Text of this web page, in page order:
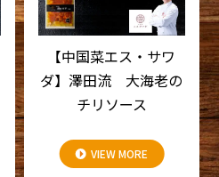
【中国菜エス・サワ
ダ】澤田流 大海老の
チリソース
VIEW MORE